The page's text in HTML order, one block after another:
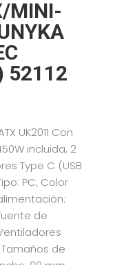
MINI-
52112
UK2011 Con
incluida, 2
Type C (USB
PC, Color
de
de